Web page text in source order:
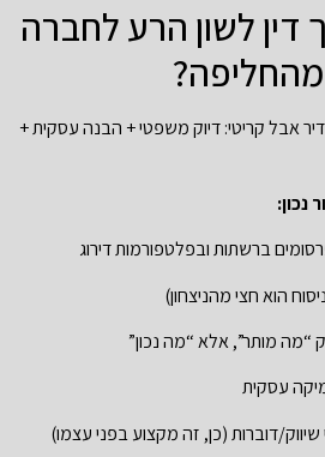
דין לשון הרע לחברה
אבל קריטי: דיוק משפטי + הבנה עסקית +
נכון:
ברשתות ובפלטפורמות דירוג
הוא חצי מהניצחון)
“מה מותר”, אלא “מה נכון”
עסקית
דוברות (כן, זה מקצוע בפני עצמו)